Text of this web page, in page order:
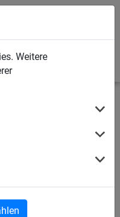
Weitere
für Robinie-